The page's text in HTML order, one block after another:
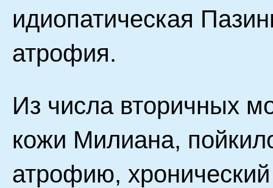
идиопатическая
атрофия.
Из числа вторичных
кожи Милиана,
атрофию,